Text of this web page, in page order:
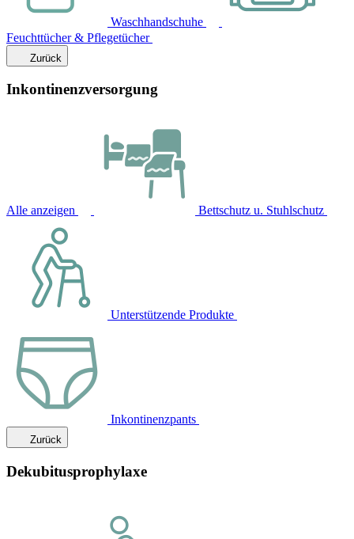
Waschhandschuhe
Feuchttücher & Pflegetücher
Zurück
Inkontinenzversorgung
Alle anzeigen Bettschutz u. Stuhlschutz
Unterstützende Produkte
Inkontinenzpants
Zurück
Dekubitusprophylaxe